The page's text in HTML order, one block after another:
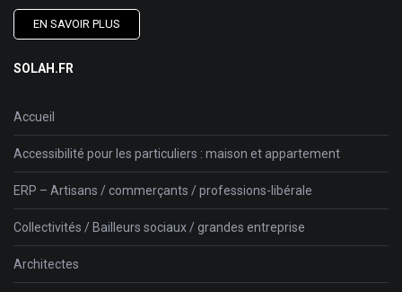
EN SAVOIR PLUS
SOLAH.FR
Accueil
Accessibilité pour les particuliers : maison et appartement
ERP – Artisans / commerçants / professions-libérale
Collectivités / Bailleurs sociaux / grandes entreprise
Architectes